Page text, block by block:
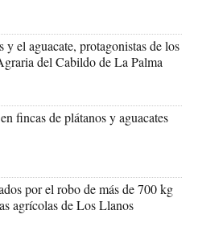
y el aguacate, protagonistas de los
del Cabildo de La Palma
fincas de plátanos y aguacates
por el robo de más de 700 kg
agrícolas de Los Llanos